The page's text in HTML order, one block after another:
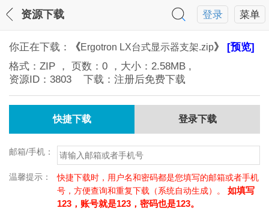
菜单
登录
资源下载
你正在下载： 《Ergotron LX台式显示器支架.zip》 [预览]
格式： ZIP ， 页数： 0 ，大小： 2.58MB ,
资源ID： 3803 下载：注册后免费下载
快捷下载 登录下载
邮箱/手机：
温馨提示：
快捷下载时，用户名和密码都是您填写的邮箱或者手机
号，方便查询和重复下载（系统自动生成）。 如填写
123，账号就是123，密码也是123。